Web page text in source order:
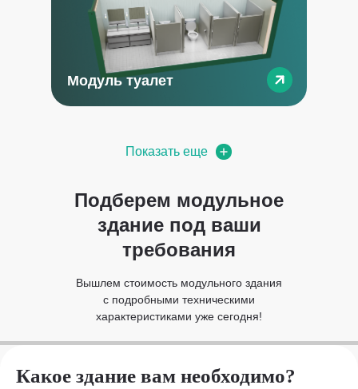
Модуль туалет
Показать еще
Подберем модульное
здание под ваши
требования
Вышлем стоимость модульного здания
с подробными техническими
характеристиками уже сегодня!
Какое здание вам необходимо?